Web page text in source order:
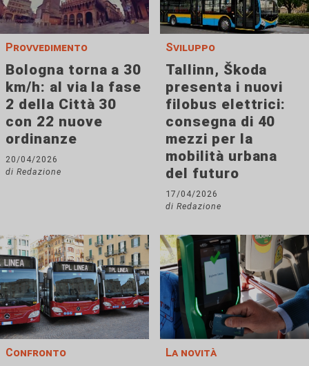
Provvedimento
Bologna torna a 30
km/h: al via la fase
2 della Città 30
con 22 nuove
ordinanze
20/04/2026
di Redazione
Sviluppo
Tallinn, Škoda
presenta i nuovi
filobus elettrici:
consegna di 40
mezzi per la
mobilità urbana
del futuro
17/04/2026
di Redazione
Confronto La novità